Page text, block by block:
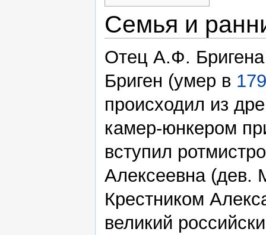
Семья и
Отец А.Ф.
Бриген (умер в
происходил из
камер-юнкером
вступил
Алексеевна
Крестником
великий